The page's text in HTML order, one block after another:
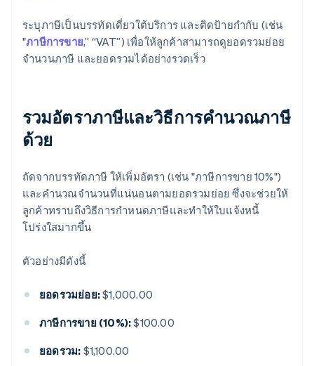
ระบุภาษีเป็นบรรทัดเดี่ยวใต้บริการ และติดป้ายกำกับ (เช่น
"ภาษีการขาย,” “VAT”) เพื่อให้ลูกค้าสามารถดูยอดรวมย่อย
จำนวนภาษี และยอดรวมได้อย่างรวดเร็ว
รวมอัตราภาษีและวิธีการคํานวณภาษี
ด้วย
ถัดจากบรรทัดภาษี ให้เพิ่มอัตรา (เช่น "ภาษีการขาย 10%")
และคํานวณจํานวนที่แน่นอนตามยอดรวมย่อย ซึ่งจะช่วยให้
ลูกค้าทราบถึงวิธีการกําหนดภาษีและทําให้ใบแจ้งหนี้
โปร่งใสมากขึ้น
ตัวอย่างมีดังนี้
ยอดรวมย่อย:$1,000.00
ภาษีการขาย (10%):$100.00
ยอดรวม: $1,100.00